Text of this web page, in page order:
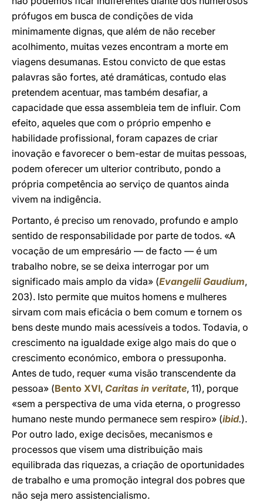
prófugos em busca de condições de vida
minimamente dignas, que além de não receber
acolhimento, muitas vezes encontram a morte em
viagens desumanas. Estou convicto de que estas
palavras são fortes, até dramáticas, contudo elas
pretendem acentuar, mas também desafiar, a
capacidade que essa assembleia tem de influir. Com
efeito, aqueles que com o próprio empenho e
habilidade profissional, foram capazes de criar
inovação e favorecer o bem-estar de muitas pessoas,
podem oferecer um ulterior contributo, pondo a
própria competência ao serviço de quantos ainda
vivem na indigência.
Portanto, é preciso um renovado, profundo e amplo
sentido de responsabilidade por parte de todos. «A
vocação de um empresário — de facto — é um
trabalho nobre, se se deixa interrogar por um
significado mais amplo da vida» (Evangelii Gaudium,
203). Isto permite que muitos homens e mulheres
sirvam com mais eficácia o bem comum e tornem os
bens deste mundo mais acessíveis a todos. Todavia, o
crescimento na igualdade exige algo mais do que o
crescimento económico, embora o pressuponha.
Antes de tudo, requer «uma visão transcendente da
pessoa» (Bento XVI, Caritas in veritate, 11), porque
«sem a perspectiva de uma vida eterna, o progresso
humano neste mundo permanece sem respiro» (ibid.).
Por outro lado, exige decisões, mecanismos e
processos que visem uma distribuição mais
equilibrada das riquezas, a criação de oportunidades
de trabalho e uma promoção integral dos pobres que
não seja mero assistencialismo.